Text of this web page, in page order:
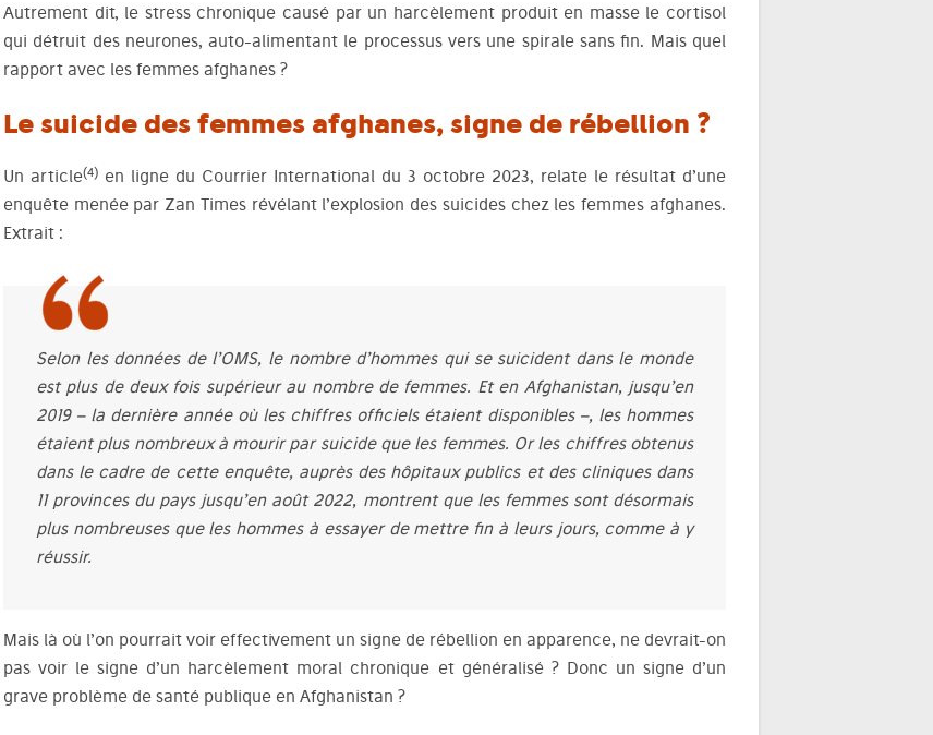
Autrement dit, le stress chronique causé par un harcèlement produit en masse le cortisol
qui détruit des neurones, auto-alimentant le processus vers une spirale sans fin. Mais quel
rapport avec les femmes afghanes ?
Le suicide des femmes afghanes, signe de rébellion ?
Un article(4)en ligne du Courrier International du 3 octobre 2023, relate le résultat d’une
enquête menée par Zan Times révélant l’explosion des suicides chez les femmes afghanes.
Extrait :
Selon les données de l’OMS, le nombre d’hommes qui se suicident dans le monde
est plus de deux fois supérieur au nombre de femmes. Et en Afghanistan, jusqu’en
2019 – la dernière année où les chiffres officiels étaient disponibles –, les hommes
étaient plus nombreux à mourir par suicide que les femmes. Or les chiffres obtenus
dans le cadre de cette enquête, auprès des hôpitaux publics et des cliniques dans
11 provinces du pays jusqu’en août 2022, montrent que les femmes sont désormais
plus nombreuses que les hommes à essayer de mettre fin à leurs jours, comme à y
réussir.
Mais là où l’on pourrait voir effectivement un signe de rébellion en apparence, ne devrait-on
pas voir le signe d’un harcèlement moral chronique et généralisé ? Donc un signe d’un
grave problème de santé publique en Afghanistan ?